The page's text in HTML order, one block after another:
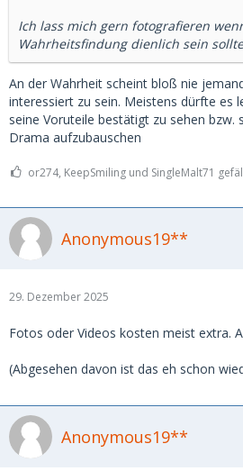
Ich lass mich gern fotografieren
Wahrheitsfindung dienlich sein sollte
An der Wahrheit scheint bloß nie
interessiert zu sein. Meistens dürfte es
seine Voruteile bestätigt zu sehen bzw.
Drama aufzubauschen
or274, KeepSmiling und SingleMalt71
Anonymous19**
29. Dezember 2025
Fotos oder Videos kosten meist extra.
(Abgesehen davon ist das eh schon
Anonymous19**